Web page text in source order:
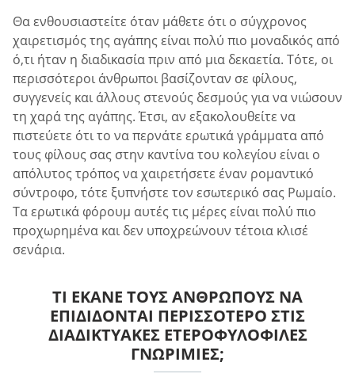
Θα ενθουσιαστείτε όταν μάθετε ότι ο σύγχρονος
χαιρετισμός της αγάπης είναι πολύ πιο μοναδικός από
ό,τι ήταν η διαδικασία πριν από μια δεκαετία. Τότε, οι
περισσότεροι άνθρωποι βασίζονταν σε φίλους,
συγγενείς και άλλους στενούς δεσμούς για να νιώσουν
τη χαρά της αγάπης. Έτσι, αν εξακολουθείτε να
πιστεύετε ότι το να περνάτε ερωτικά γράμματα από
τους φίλους σας στην καντίνα του κολεγίου είναι ο
απόλυτος τρόπος να χαιρετήσετε έναν ρομαντικό
σύντροφο, τότε ξυπνήστε τον εσωτερικό σας Ρωμαίο.
Τα ερωτικά φόρουμ αυτές τις μέρες είναι πολύ πιο
προχωρημένα και δεν υποχρεώνουν τέτοια κλισέ
σενάρια.
ΤΙ ΈΚΑΝΕ ΤΟΥΣ ΑΝΘΡΏΠΟΥΣ ΝΑ
ΕΠΙΔΊΔΟΝΤΑΙ ΠΕΡΙΣΣΌΤΕΡΟ ΣΤΙΣ
ΔΙΑΔΙΚΤΥΑΚΈΣ ΕΤΕΡΟΦΥΛΌΦΙΛΕΣ
ΓΝΩΡΙΜΊΕΣ;